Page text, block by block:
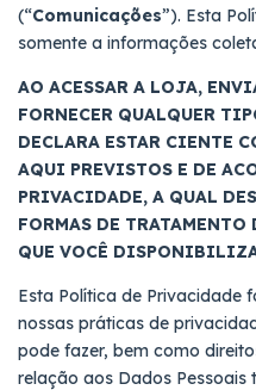
(“Comunicações”). Esta
somente a informações
AO ACESSAR A LOJA,
FORNECER QUALQUER
DECLARA ESTAR CIENTE
AQUI PREVISTOS E DE
PRIVACIDADE, A QUAL
FORMAS DE TRATAMENTO
QUE VOCÊ
Esta Política de Privacidade
nossas práticas de
pode fazer, bem como
relação aos Dados Pessoais